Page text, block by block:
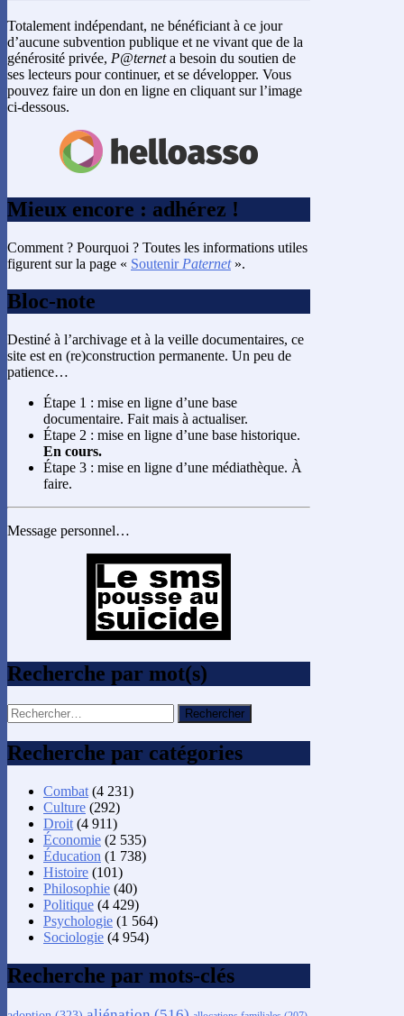
Totalement indépendant, ne bénéficiant à ce jour
d’aucune subvention publique et ne vivant que de la
générosité privée, P@terneta besoin du soutien de
ses lecteurs pour continuer, et se développer. Vous
pouvez faire un don en ligne en cliquant sur l’image
ci-dessous.
Mieux encore : adhérez !
Comment ? Pourquoi ? Toutes les informations utiles
figurent sur la page « Soutenir Paternet».
Bloc-note
Destiné à l’archivage et à la veille documentaires, ce
site est en (re)construction permanente. Un peu de
patience…
Étape 1 : mise en ligne d’une base
documentaire. Fait mais à actualiser.
Étape 2 : mise en ligne d’une base historique.
En cours.
Étape 3 : mise en ligne d’une médiathèque. À
faire.
Message personnel…
Recherche par mot(s)
Rechercher :
Recherche par catégories
Combat (4 231)
Culture (292)
Droit (4 911)
Économie (2 535)
Éducation (1 738)
Histoire (101)
Philosophie (40)
Politique (4 429)
Psychologie (1 564)
Sociologie (4 954)
Recherche par mots-clés